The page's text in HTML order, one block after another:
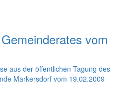
vom
aus der öffentlichen Tagung des
Markersdorf vom 19.02.2009